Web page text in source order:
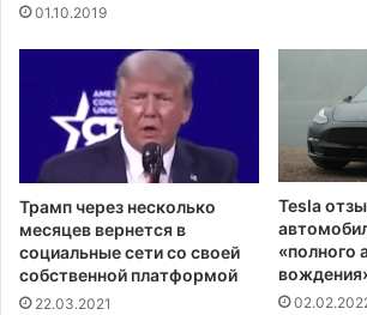
о
ж
я
в
с
с
и
н
а
н
с
01.10.2019
Трамп через несколько
месяцев вернется в
социальные сети со своей
собственной платформой
22.03.2021
Tesla
«полного